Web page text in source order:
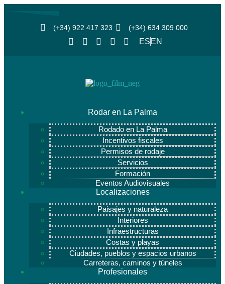
(+34) 922 417 323 (+34) 634 309 000
ES EN
Rodar en La Palma
Rodado en La Palma
Incentivos fiscales
Permisos de rodaje
Servicios
Formación
Eventos Audiovisuales
Localizaciones
Paisajes y naturaleza
Interiores
Infraestructuras
Costas y playas
Ciudades, pueblos y espacios urbanos
Carreteras, caminos y túneles
Profesionales